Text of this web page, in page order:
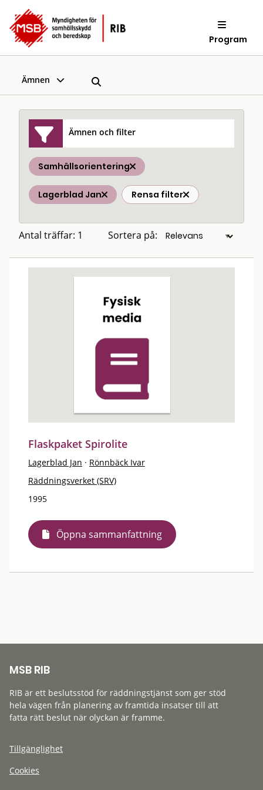
Program
Ämnen
Ämnen och filter
Samhällsorientering
Lagerblad Jan Rensa filter
Antal träffar: 1 Sortera på:
Flaskpaket Spirolite
Lagerblad Jan · Rönnbäck Ivar
Räddningsverket (SRV)
1995
Öppna sammanfattning
MSB RIB
RIB är ett beslutsstöd för räddningstjänst som ger stöd
hela vägen från planering av framtida insatser till att
fatta rätt beslut när olyckan är framme.
Tillgänglighet
Cookies